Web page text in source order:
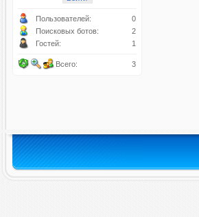
Пользователей:
0
Поисковых ботов:
2
Гостей:
1
Всего: 3